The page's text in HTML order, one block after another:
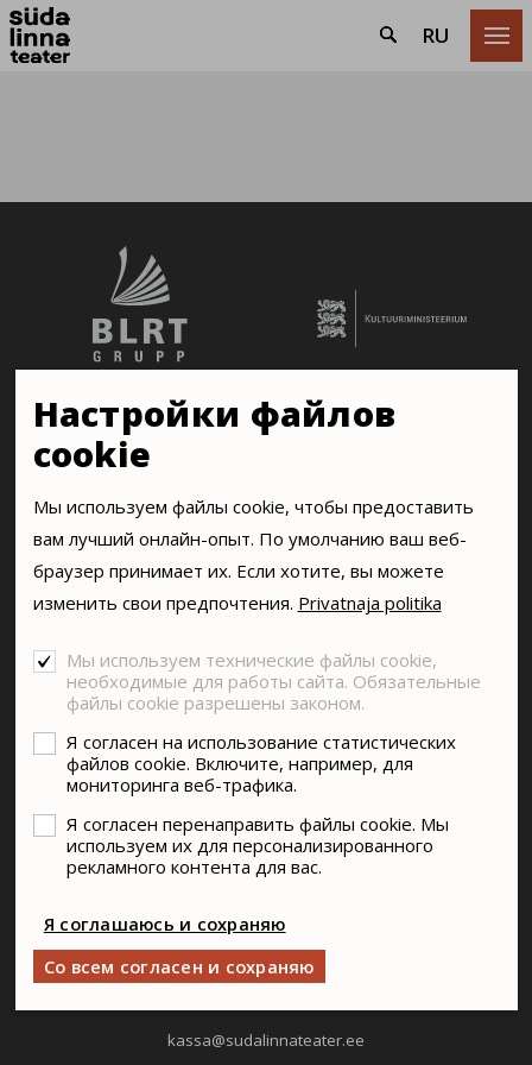
 RU
SA SÜDALINNA TEATER
Vabaduse väljak 5, Tallinn
info@sudalinnateater.ee
КАССА ТЕАТРА
Пн-Пт 11:00-19:00
Праздничные дни - закрыто
kassa@sudalinnateater.ee
Настройки файлов
cookie
Мы используем файлы cookie, чтобы предоставить
вам лучший онлайн-опыт. По умолчанию ваш веб-
браузер принимает их. Если хотите, вы можете
изменить свои предпочтения. Privatnaja politika
Мы используем технические файлы cookie,
необходимые для работы сайта. Обязательные
файлы cookie разрешены законом.
Я согласен на использование статистических
файлов cookie. Включите, например, для
мониторинга веб-трафика.
Я согласен перенаправить файлы cookie. Мы
используем их для персонализированного
рекламного контента для вас.
Я соглашаюсь и сохраняю
Со всем согласен и сохраняю